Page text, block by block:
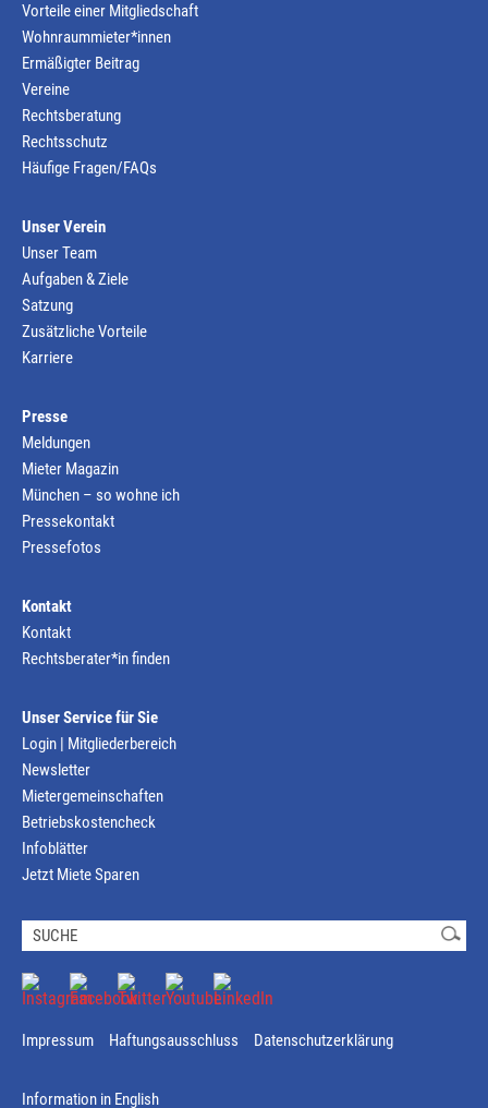
Vorteile einer Mitgliedschaft
Wohnraummieter*innen
Ermäßigter Beitrag
Vereine
Rechtsberatung
Rechtsschutz
Häufige Fragen/FAQs
Unser Verein
Unser Team
Aufgaben & Ziele
Satzung
Zusätzliche Vorteile
Karriere
Presse
Meldungen
Mieter Magazin
München – so wohne ich
Pressekontakt
Pressefotos
Kontakt
Kontakt
Rechtsberater*in finden
Unser Service für Sie
Login | Mitgliederbereich
Newsletter
Mietergemeinschaften
Betriebskostencheck
Infoblätter
Jetzt Miete Sparen
Impressum Haftungsausschluss Datenschutzerklärung
Information in English